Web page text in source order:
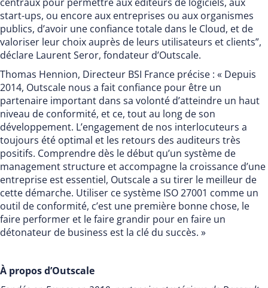
start-ups, ou encore aux entreprises ou aux organismes
publics, d’avoir une confiance totale dans le Cloud, et de
valoriser leur choix auprès de leurs utilisateurs et clients”,
déclare Laurent Seror, fondateur d’Outscale.
Thomas Hennion, Directeur BSI France précise : « Depuis
2014, Outscale nous a fait confiance pour être un
partenaire important dans sa volonté d’atteindre un haut
niveau de conformité, et ce, tout au long de son
développement. L’engagement de nos interlocuteurs a
toujours été optimal et les retours des auditeurs très
positifs. Comprendre dès le début qu’un système de
management structure et accompagne la croissance d’une
entreprise est essentiel, Outscale a su tirer le meilleur de
cette démarche. Utiliser ce système ISO 27001 comme un
outil de conformité, c’est une première bonne chose, le
faire performer et le faire grandir pour en faire un
détonateur de business est la clé du succès. »
À propos d’Outscale